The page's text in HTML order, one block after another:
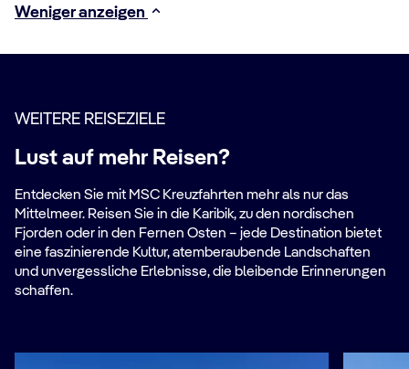
Weniger anzeigen
WEITERE REISEZIELE
Lust auf mehr Reisen?
Entdecken Sie mit MSC Kreuzfahrten mehr als nur das
Mittelmeer. Reisen Sie in die Karibik, zu den nordischen
Fjorden oder in den Fernen Osten – jede Destination bietet
eine faszinierende Kultur, atemberaubende Landschaften
und unvergessliche Erlebnisse, die bleibende Erinnerungen
schaffen.